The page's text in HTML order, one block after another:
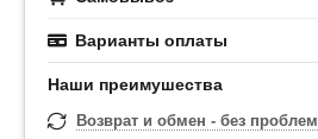
Варианты оплаты
Наши преимушества
Возврат и обмен - без проблем